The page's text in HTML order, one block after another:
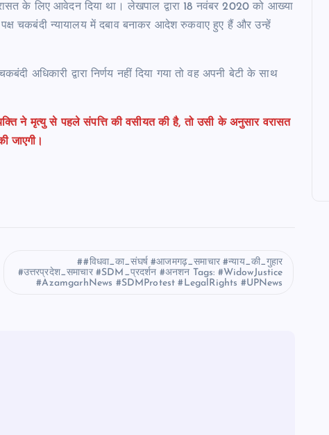
के लिए आवेदन दिया था। लेखपाल द्वारा 18 नवंबर 2020 को आख्या
चकबंदी न्यायालय में दबाव बनाकर आदेश रुकवाए हुए हैं और उन्हें
अधिकारी द्वारा निर्णय नहीं दिया गया तो वह अपनी बेटी के साथ
ने मृत्यु से पहले संपत्ति की वसीयत की है, तो उसी के अनुसार वरासत
जाएगी।
#विधवा_का_संघर्ष #आजमगढ़_समाचार #न्याय_की_गुहार
#उत्तरप्रदेश_समाचार #SDM_प्रदर्शन #अनशन Tags: #WidowJustice
#AzamgarhNews #SDMProtest #LegalRights #UPNews